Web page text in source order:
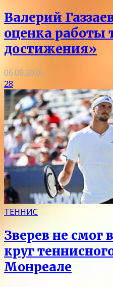
Валерий
оценка работы
достижения»
06.08.2026
28
ТЕННИС
Зверев не смог
круг
Монреале